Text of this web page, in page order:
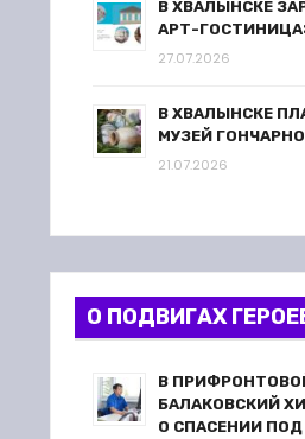
В ХВАЛЫНСКЕ
АРТ-
27.07.2026
В ХВАЛЫНСКЕ
МУЗЕЙ
21.07.2026
О ПОДВИГАХ
В
БАЛАКОВСКИЙ
О СПАСЕНИИ